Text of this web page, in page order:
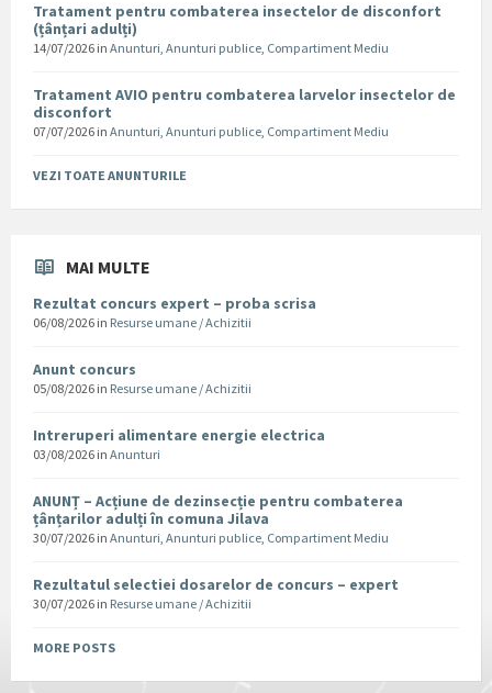
Tratament pentru combaterea insectelor de disconfort
(țânțari adulți)
14/07/2026 in Anunturi, Anunturi publice, Compartiment Mediu
Tratament AVIO pentru combaterea larvelor insectelor de
disconfort
07/07/2026 in Anunturi, Anunturi publice, Compartiment Mediu
VEZI TOATE ANUNTURILE
MAI MULTE
Rezultat concurs expert – proba scrisa
06/08/2026 in Resurse umane / Achizitii
Anunt concurs
05/08/2026 in Resurse umane / Achizitii
Intreruperi alimentare energie electrica
03/08/2026 in Anunturi
ANUNȚ – Acțiune de dezinsecție pentru combaterea
țânțarilor adulți în comuna Jilava
30/07/2026 in Anunturi, Anunturi publice, Compartiment Mediu
Rezultatul selectiei dosarelor de concurs – expert
30/07/2026 in Resurse umane / Achizitii
MORE POSTS